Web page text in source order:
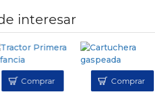
interesar
Comprar Comprar